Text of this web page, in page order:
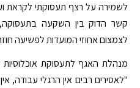
לשמירה על רצף תעסוקתי לקראת
קשר הדוק בין השקעה בתעסוקה,
לצמצום אחוזי המועדות לפשיעה
מנהלת האגף לתעסוקת אוכלוסיות
"לאסירים רבים אין הרגלי עבודה,